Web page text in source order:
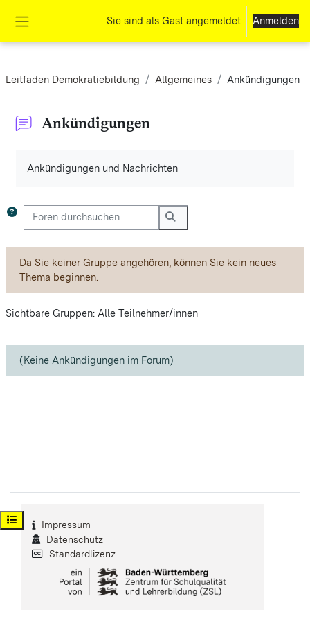
Sie sind als Gast angemeldet Anmelden
Kursindex öffnen
Leitfaden Demokratiebildung Allgemeines Ankündigungen
Ankündigungen
Ankündigungen und Nachrichten
Foren durchsuchen
Foren durchsuchen
Da Sie keiner Gruppe angehören, können Sie kein neues
Thema beginnen.
Sichtbare Gruppen: Alle Teilnehmer/innen
(Keine Ankündigungen im Forum)
Impressum
Datenschutz
Standardlizenz